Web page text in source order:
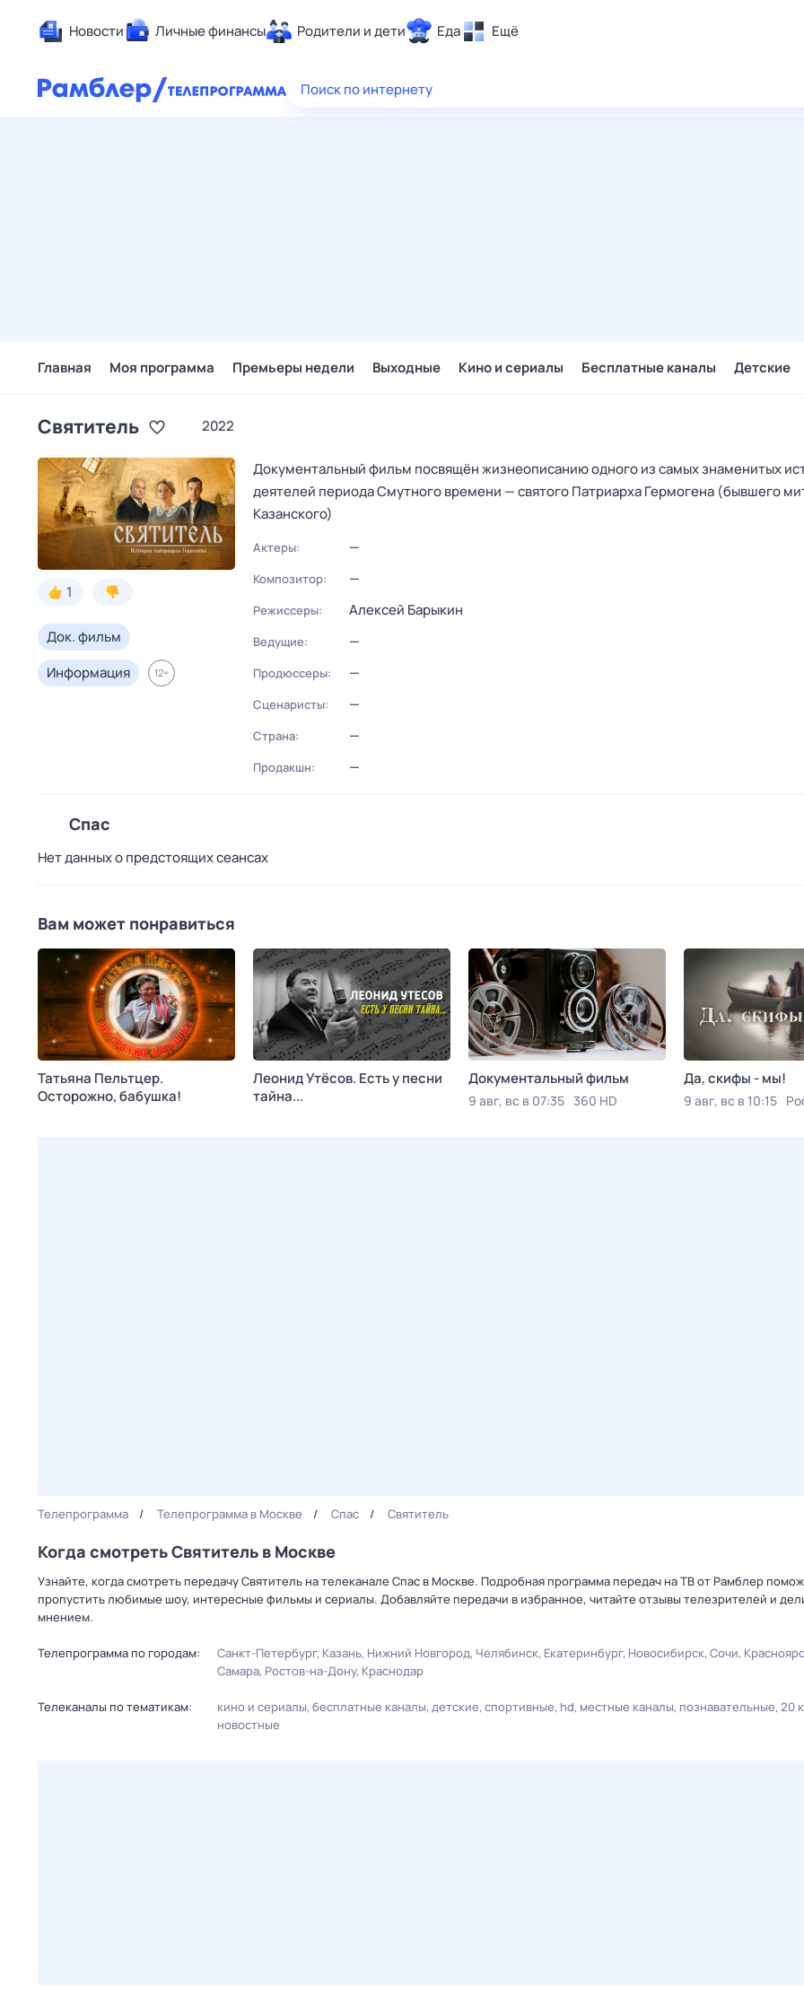
Новости Личные финансы Родители и дети Еда Ещё
Здоровье
Поиск по интернету
Главная Моя программа Премьеры недели Выходные Кино и сериалы Бесплатные каналы Детские
Святитель 2022
1
Док. фильм
Информация
12+
Документальный фильм посвящён жизнеописанию одного из самых знаменитых
деятелей периода Смутного времени — святого Патриарха Гермогена (бывшего
Казанского)
Актеры: —
Композитор: —
Режиссеры: Алексей Барыкин
Ведущие: —
Продюссеры: —
Сценаристы: —
Страна: —
Продакшн: —
Спас
Нет данных о предстоящих сеансах
Вам может понравиться
Татьяна Пельтцер.
Осторожно, бабушка!
Леонид Утёсов. Есть у песни
тайна...
Документальный фильм
9 авг, вс в 07:35 360 HD
Да, скифы - мы!
9 авг, вс в 10:15
Телепрограмма Телепрограмма в Москве Спас Святитель
Когда смотреть Святитель в Москве
Узнайте, когда смотреть передачу Святитель на телеканале Спас в Москве. Подробная программа передач на ТВ от Рамблер
пропустить любимые шоу, интересные фильмы и сериалы. Добавляйте передачи в избранное, читайте отзывы телезрителей и
мнением.
Телепрограмма по городам: Санкт-Петербург Казань Нижний Новгород Челябинск Екатеринбург Новосибирск Сочи
Самара Ростов-на-Дону Краснодар
Телеканалы по тематикам: кино и сериалы бесплатные каналы детские спортивные hd местные каналы познавательные 20
новостные